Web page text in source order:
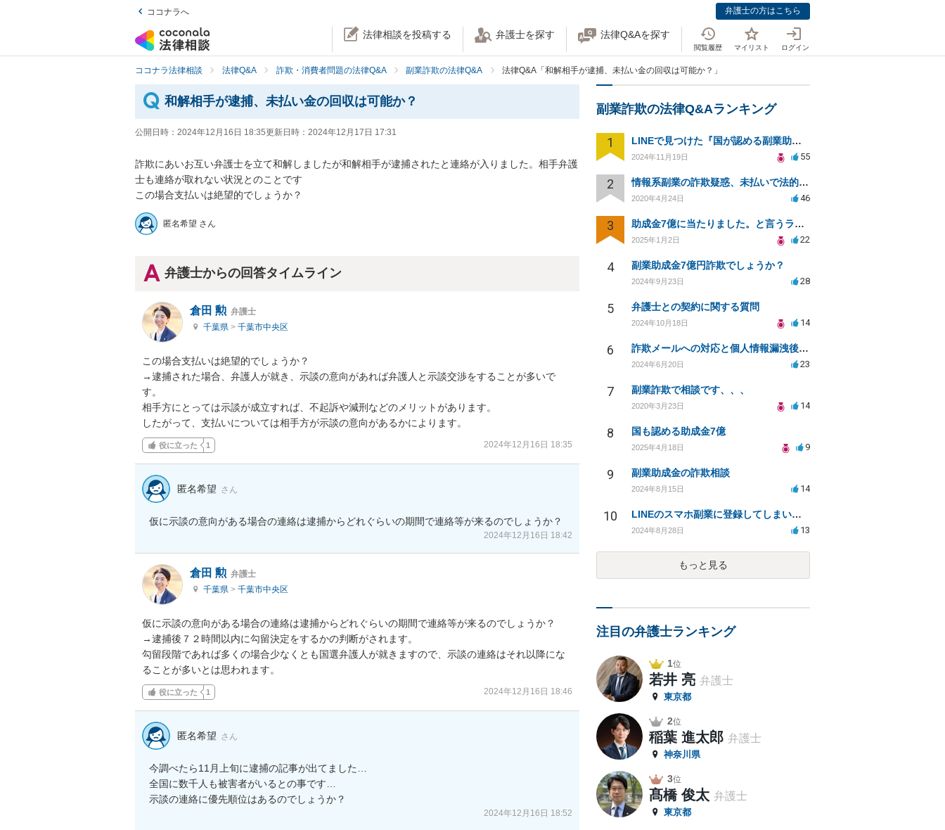
ココナラへ 弁護士の方はこちら
法律相談を投稿する 弁護士を探す 法律Q&Aを探す
閲覧履歴 マイリスト ログイン
ココナラ法律相談 法律Q&A 詐欺・消費者問題の法律Q&A 副業詐欺の法律Q&A 法律Q&A「和解相手が逮捕、未払い金の回収は可能か？」
和解相手が逮捕、未払い金の回収は可能か？
公開日時： 2024年12月16日 18:35更新日時： 2024年12月17日 17:31
詐欺にあいお互い弁護士を立て和解しましたが和解相手が逮捕されたと連絡が入りました。相手弁護
士も連絡が取れない状況とのことです
この場合支払いは絶望的でしょうか？
匿名希望 さん
弁護士からの回答タイムライン
倉田 勲 弁護士
千葉県 > 千葉市中央区
この場合支払いは絶望的でしょうか？
→逮捕された場合、弁護人が就き、示談の意向があれば弁護人と示談交渉をすることが多いで
す。
相手方にとっては示談が成立すれば、不起訴や減刑などのメリットがあります。
したがって、支払いについては相手方が示談の意向があるかによります。
役に立った 1 2024年12月16日 18:35
匿名希望 さん
仮に示談の意向がある場合の連絡は逮捕からどれぐらいの期間で連絡等が来るのでしょうか？
2024年12月16日 18:42
倉田 勲 弁護士
千葉県 > 千葉市中央区
仮に示談の意向がある場合の連絡は逮捕からどれぐらいの期間で連絡等が来るのでしょうか？
→逮捕後７２時間以内に勾留決定をするかの判断がされます。
勾留段階であれば多くの場合少なくとも国選弁護人が就きますので、示談の連絡はそれ以降にな
ることが多いとは思われます。
役に立った 1 2024年12月16日 18:46
匿名希望 さん
今調べたら11月上旬に逮捕の記事が出てました…
全国に数千人も被害者がいるとの事です…
2024年12月16日 18:52
副業詐欺の法律Q&Aランキング
1 LINEで見つけた『国が認める副業助成金』は本当にあるのですか？今それで訴えられそうでどうすれば？
2024年11月19日 55
2 情報系副業の詐欺疑惑、未払いで法的手続きの可能性は？
2020年4月24日 46
3 助成金7億に当たりました。と言うラインがきた
2025年1月2日 22
4 副業助成金7億円詐欺でしょうか？
2024年9月23日 28
5 弁護士との契約に関する質問
2024年10月18日 14
6 詐欺メールへの対応と個人情報漏洩後の対策について相談
2024年6月20日 23
7 副業詐欺で相談です、、、
2020年3月23日 14
8 国も認める助成金7億
2025年4月18日 9
9 副業助成金の詐欺相談
2024年8月15日 14
10 LINEのスマホ副業に登録してしまい、法律事務所から電話が入りました。
2024年8月28日 13
もっと見る
注目の弁護士ランキング
1位
若井 亮 弁護士
東京都
2位
稲葉 進太郎 弁護士
神奈川県
3位
髙橋 俊太 弁護士
東京都